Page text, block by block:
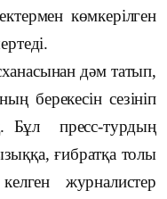
көмкерілген
дәм татып,
берекесін сезініп
Бұл пресс-турдың
ғибратқа толы
журналистер